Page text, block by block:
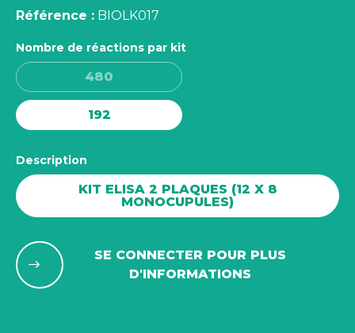
Référence : BIOLK017
Nombre de réactions par kit
480
192
Description
KIT ELISA 2 PLAQUES (12 X 8
MONOCUPULES)
SE CONNECTER POUR PLUS
D'INFORMATIONS